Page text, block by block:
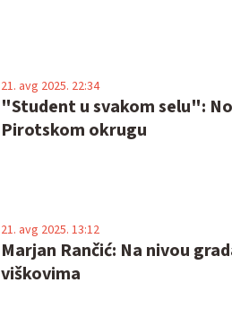
"Student u svakom selu":
Pirotskom okrugu
21. avg 2025. 22:34
Marjan Rančić: Na nivou
viškovima
21. avg 2025. 13:12